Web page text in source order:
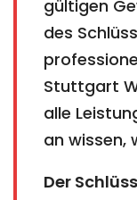
gültigen
des
Stuttgart
alle
an wissen,
Der